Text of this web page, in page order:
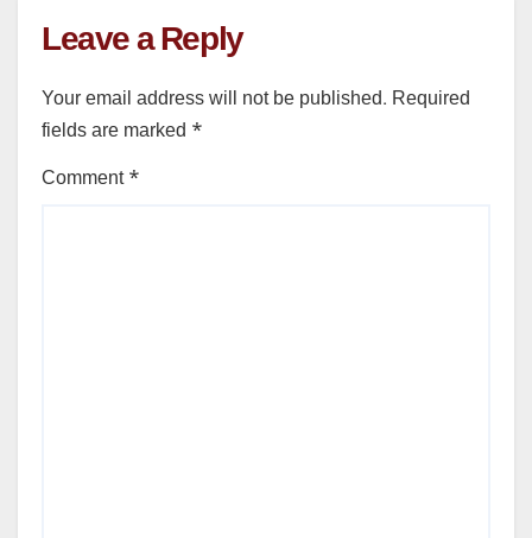
Leave a Reply
Your email address will not be published. Required
fields are marked *
Comment*